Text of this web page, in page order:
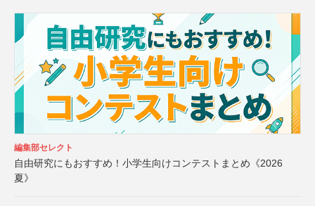
編集部セレクト
自由研究にもおすすめ！小学生向けコンテストまとめ《2026
夏》